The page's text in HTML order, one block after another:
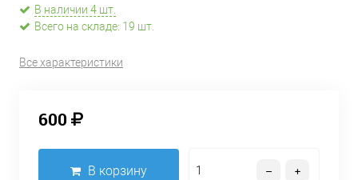
В наличии 4 шт.
Всего на складе: 19 шт.
Все характеристики
600
В корзину